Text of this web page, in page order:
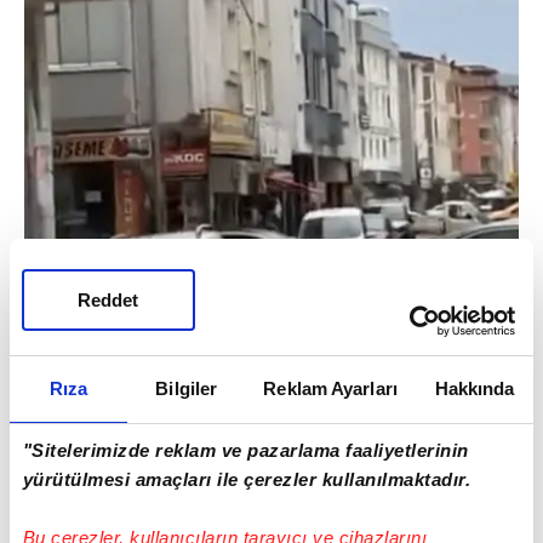
Rıza Bilgiler Reklam Ayarları Hakkında
"Sitelerimizde reklam ve pazarlama faaliyetlerinin
yürütülmesi amaçları ile çerezler kullanılmaktadır.
Bu çerezler, kullanıcıların tarayıcı ve cihazlarını
Reddet